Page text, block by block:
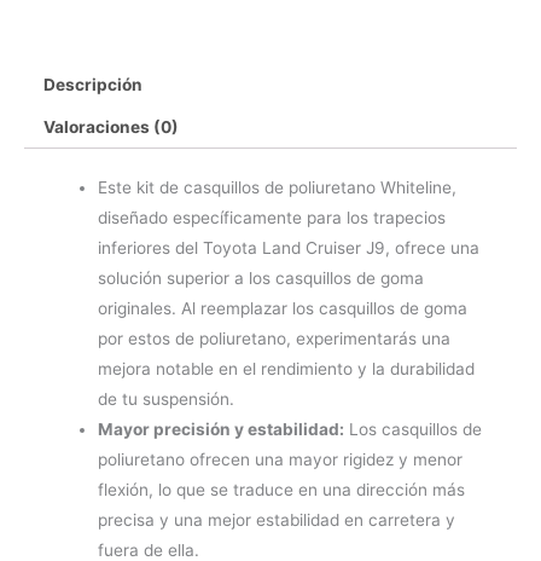
Descripción
Valoraciones (0)
Este kit de casquillos de poliuretano Whiteline,
diseñado específicamente para los trapecios
inferiores del Toyota Land Cruiser J9, ofrece una
solución superior a los casquillos de goma
originales. Al reemplazar los casquillos de goma
por estos de poliuretano, experimentarás una
mejora notable en el rendimiento y la durabilidad
de tu suspensión.
Mayor precisión y estabilidad: Los casquillos de
poliuretano ofrecen una mayor rigidez y menor
flexión, lo que se traduce en una dirección más
precisa y una mejor estabilidad en carretera y
fuera de ella.